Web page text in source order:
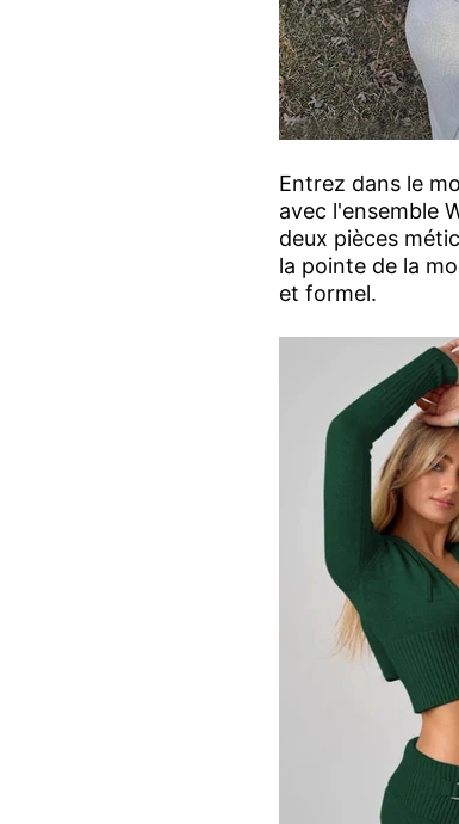
Entrez dans le
avec l'ensemble
deux pièces
la pointe de la
et formel.